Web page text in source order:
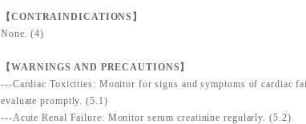
【CONTRAINDICATIONS】
None. (4)
【WARNINGS AND PRECAUTIONS】
---Cardiac Toxicities: Monitor for signs and symptoms of cardiac
evaluate promptly. (5.1)
---Acute Renal Failure: Monitor serum creatinine regularly. (5.2)